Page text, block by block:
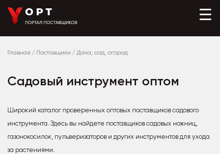
☰
Главная / Поставщики / Дача, сад, огород
Садовый инструмент оптом
Широкий каталог проверенных оптовых поставщиков садового
инструмента. Здесь вы найдете поставщиков садовых ножниц,
газонокосилок, пульверизаторов и других инструментов для ухода
за растениями.